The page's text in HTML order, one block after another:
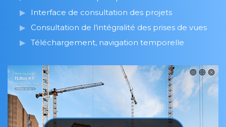
Interface de consultation des projets
Consultation de l’intégralité des prises de vues
Téléchargement, navigation temporelle